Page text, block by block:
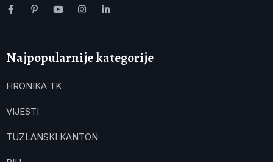
Najpopularnije kategorije
HRONIKA TK
VIJESTI
TUZLANSKI KANTON